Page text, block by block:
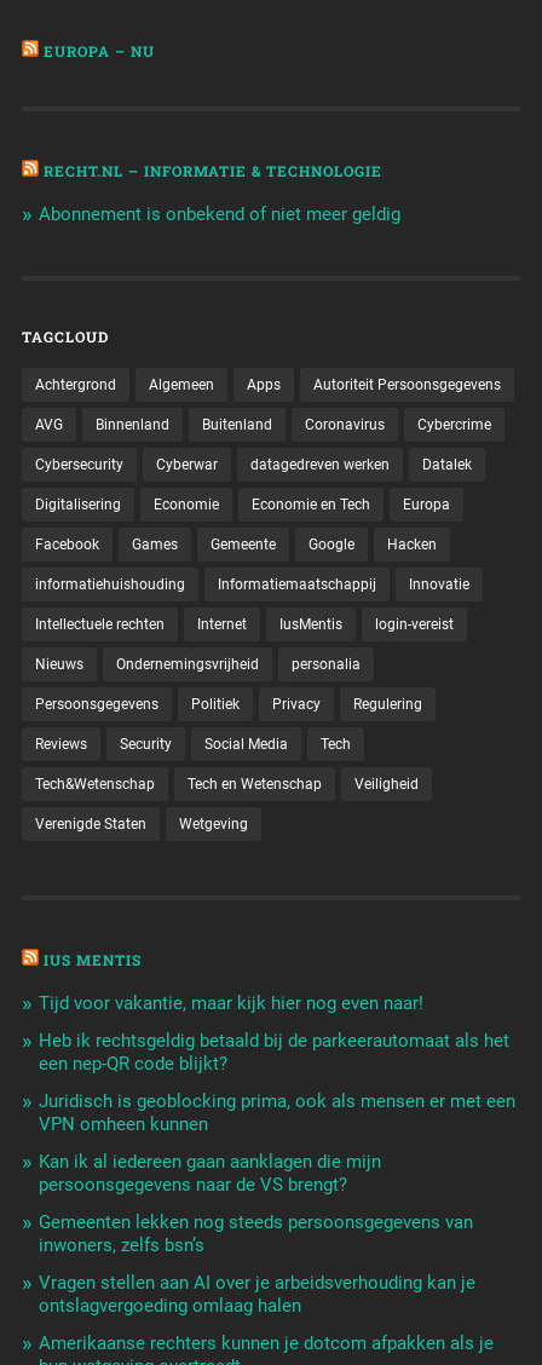
EUROPA – NU
RECHT.NL – INFORMATIE & TECHNOLOGIE
Abonnement is onbekend of niet meer geldig
TAGCLOUD
Achtergrond Algemeen Apps Autoriteit Persoonsgegevens
AVG Binnenland Buitenland Coronavirus Cybercrime
Cybersecurity Cyberwar datagedreven werken Datalek
Digitalisering Economie Economie en Tech Europa
Facebook Games Gemeente Google Hacken
informatiehuishouding Informatiemaatschappij Innovatie
Intellectuele rechten Internet IusMentis login-vereist
Nieuws Ondernemingsvrijheid personalia
Persoonsgegevens Politiek Privacy Regulering
Reviews Security Social Media Tech
Tech&Wetenschap Tech en Wetenschap Veiligheid
Verenigde Staten Wetgeving
IUS MENTIS
Tijd voor vakantie, maar kijk hier nog even naar!
Heb ik rechtsgeldig betaald bij de parkeerautomaat als het
een nep-QR code blijkt?
Juridisch is geoblocking prima, ook als mensen er met een
VPN omheen kunnen
Kan ik al iedereen gaan aanklagen die mijn
persoonsgegevens naar de VS brengt?
Gemeenten lekken nog steeds persoonsgegevens van
inwoners, zelfs bsn’s
Vragen stellen aan AI over je arbeidsverhouding kan je
ontslagvergoeding omlaag halen
Amerikaanse rechters kunnen je dotcom afpakken als je